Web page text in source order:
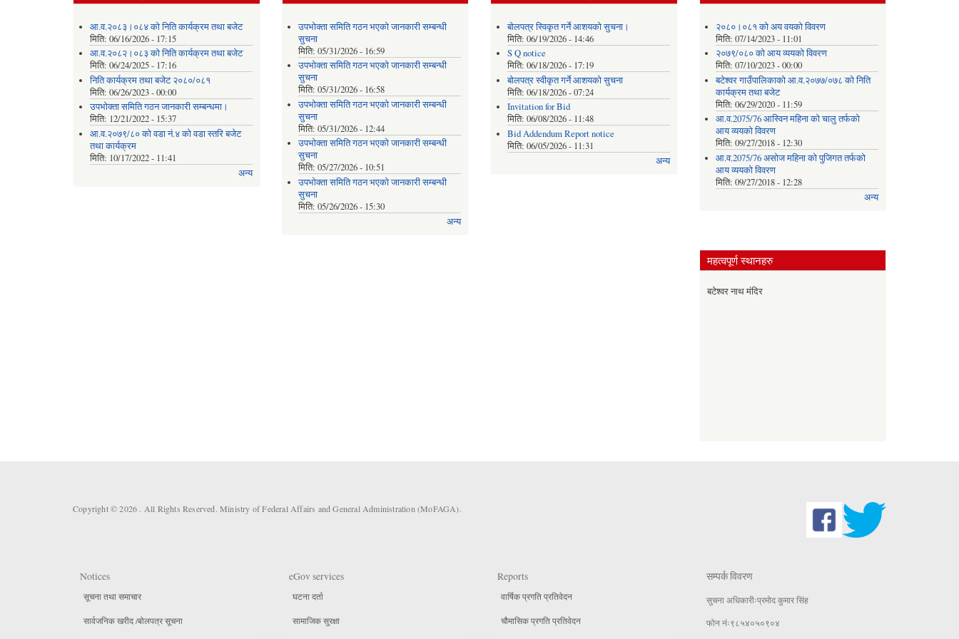
आ.व.२०८३।०८४ को निति कार्यक्रम तथा बजेट
मिति: 06/16/2026 - 17:15
आ.व.२०८२।०८३ को निति कार्यक्रम तथा बजेट
मिति: 06/24/2025 - 17:16
निति कार्यक्रम तथा बजेट २०८०/०८१
मिति: 06/26/2023 - 00:00
उपभोक्ता समिति गठन जानकारी सम्बन्धमा।
मिति: 12/21/2022 - 15:37
आ.व.२०७९/८० को वडा नं.४ को वडा स्तरि बजेट
तथा कार्यक्रम
मिति: 10/17/2022 - 11:41
अन्य
उपभोक्ता समिति गठन भएको जानकारी सम्बन्धी
सुचना
मिति:05/31/2026 - 16:59
उपभोक्ता समिति गठन भएको जानकारी सम्बन्धी
सुचना
मिति:05/31/2026 - 16:58
उपभोक्ता समिति गठन भएको जानकारी सम्बन्धी
सुचना
मिति:05/31/2026 - 12:44
उपभोक्ता समिति गठन भएको जानकारी सम्बन्धी
सुचना
मिति:05/27/2026 - 10:51
उपभोक्ता समिति गठन भएको जानकारी सम्बन्धी
सुचना
मिति:05/26/2026 - 15:30
अन्य
बोलपत्र स्विकृत गर्ने आशयको सुचना।
मिति: 06/19/2026 - 14:46
S Q notice
मिति: 06/18/2026 - 17:19
बोलपत्र स्वीकृत गर्ने आशयको सुचना
मिति: 06/18/2026 - 07:24
Invitation for Bid
मिति: 06/08/2026 - 11:48
Bid Addendum Report notice
मिति: 06/05/2026 - 11:31
अन्य
२०८०।०८१ को अय वयको विवरण
मिति:07/14/2023 - 11:01
२०७९/०८० को आय व्ययको विवरण
मिति:07/10/2023 - 00:00
बटेश्वर गाउँपालिकाको आ.व.२०७७/०७८ को निति
कार्यक्रम तथा बजेट
मिति:06/29/2020 - 11:59
आ.व.2075/76 आस्विन महिना को चालु तर्फको
आय व्ययको विवरण
मिति:09/27/2018 - 12:30
आ.व.2075/76 असोज महिना को पुजिगत तर्फको
आय व्ययको विवरण
मिति:09/27/2018 - 12:28
अन्य
महत्वपूर्ण स्थानहरु
बटेश्वर नाथ मंदिर
Copyright © 2026 . All Rights Reserved. Ministry of Federal Affairs and General Administration (MoFAGA).
Notices
सूचना तथा समाचार
सार्वजनिक खरीद /बोलपत्र सूचना
eGov services
घटना दर्ता
सामाजिक सुरक्षा
Reports
वार्षिक प्रगति प्रतिवेदन
चौमासिक प्रगति प्रतिवेदन
सम्पर्क विवरण
सुचना अधिकारीःप्रमोद कुमार सिंह
फोन नंः९८५४०५०९०४